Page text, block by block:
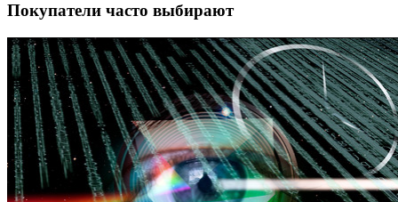
Покупатели часто выбирают